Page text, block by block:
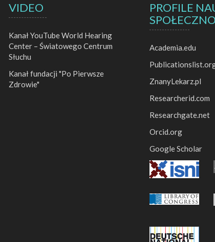
VIDEO
Kanał YouTube World Hearing
Center – Światowego Centrum
Słuchu
Kanał fundacji "Po Pierwsze
Zdrowie"
PROFILE
Academia.edu
ZnanyLekarz.pl
Researcherid.com
Researchgate.net
Orcid.org
Google Scholar